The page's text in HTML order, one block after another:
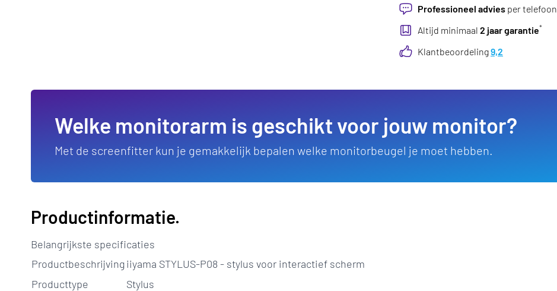
Professioneel advies per telefoon
Altijd minimaal 2 jaar garantie*
Klantbeoordeling9,2
Welke monitorarm is geschikt voor jouw monitor?
Met de screenfitter kun je gemakkelijk bepalen welke monitorbeugel je moet hebben.
Productinformatie.
Belangrijkste specificaties
Productbeschrijvingiiyama STYLUS-P08 - stylus voor interactief scherm
Producttype
Stylus